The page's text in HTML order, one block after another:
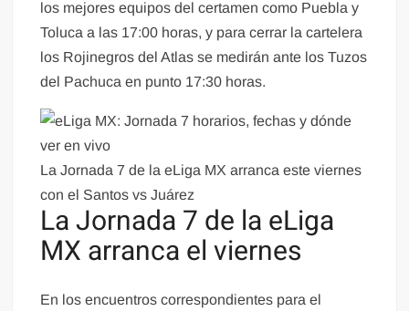
los mejores equipos del certamen como Puebla y
Toluca a las 17:00 horas, y para cerrar la cartelera
los Rojinegros del Atlas se medirán ante los Tuzos
del Pachuca en punto 17:30 horas.
La Jornada 7 de la eLiga MX arranca este viernes
con el Santos vs Juárez
La Jornada 7 de la eLiga
MX arranca el viernes
En los encuentros correspondientes para el